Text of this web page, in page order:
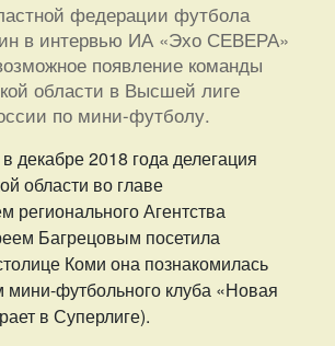
федерации футбола
в интервью ИА «Эхо СЕВЕРА»
появление команды
области в Высшей лиге
по мини-футболу.
декабре 2018 года делегация
области во главе
регионального Агентства
Багрецовым посетила
Коми она познакомилась
мини-футбольного клуба «Новая
в Суперлиге).